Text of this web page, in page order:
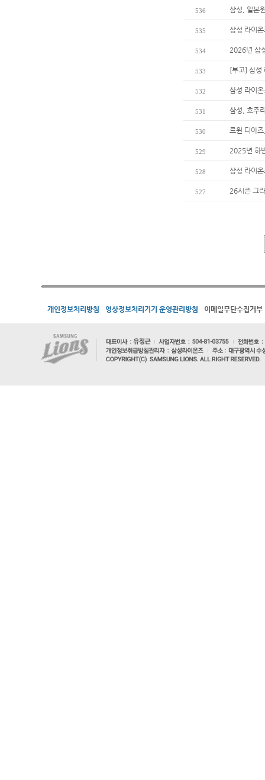
536 삼성, 일본
535 삼성 라이
534 2026년 삼
533 [부고] 삼성
532 삼성 라이
531 삼성, 호주
530 르윈 디아
529 2025년 하
528 삼성 라이
527 26시즌 그
개인정보처리방침 영상정보처리기기 운영관리방침 이메일무단수집거부